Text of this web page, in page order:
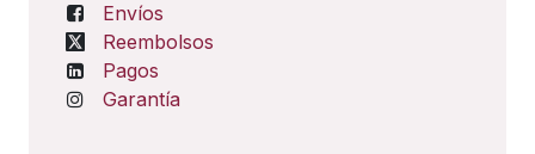
Envíos
Reembolsos
Pagos
Garantía